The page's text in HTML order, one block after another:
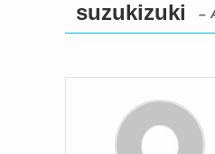
suzukizuki –